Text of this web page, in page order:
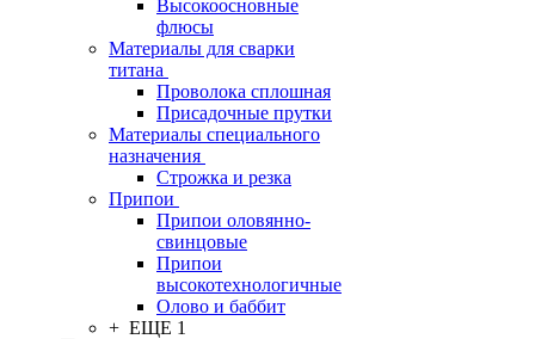
Высокоосновные
флюсы
Материалы для сварки
титана
Проволока сплошная
Присадочные прутки
Материалы специального
назначения
Строжка и резка
Припои
Припои оловянно-
свинцовые
Припои
высокотехнологичные
Олово и баббит
+ ЕЩЕ 1